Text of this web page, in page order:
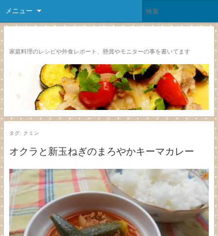
メニュー
家庭料理のレシピや外食レポート、懸賞やモニターの事を書いてます
タグ: クミン
オクラと新玉ねぎのまろやかキーマカレー